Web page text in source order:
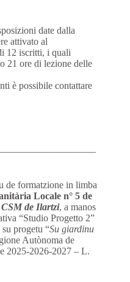
date dalla
attivato al
12 iscritti, i quali
21 ore di lezione delle
è possibile contattare
de formatzione in limba
Locale n° 5 de
de Ilartzi, a manos
“Studio Progetto 2”
progetu “Su giardinu
Autònoma de
2025-2026-2027 – L.